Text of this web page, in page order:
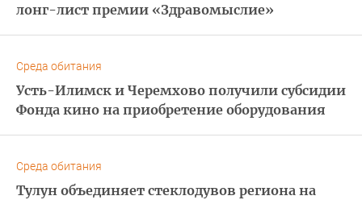
лонг-лист премии «Здравомыслие»
Среда обитания
Усть-Илимск и Черемхово получили субсидии
Фонда кино на приобретение оборудования
Среда обитания
Тулун объединяет стеклодувов региона на